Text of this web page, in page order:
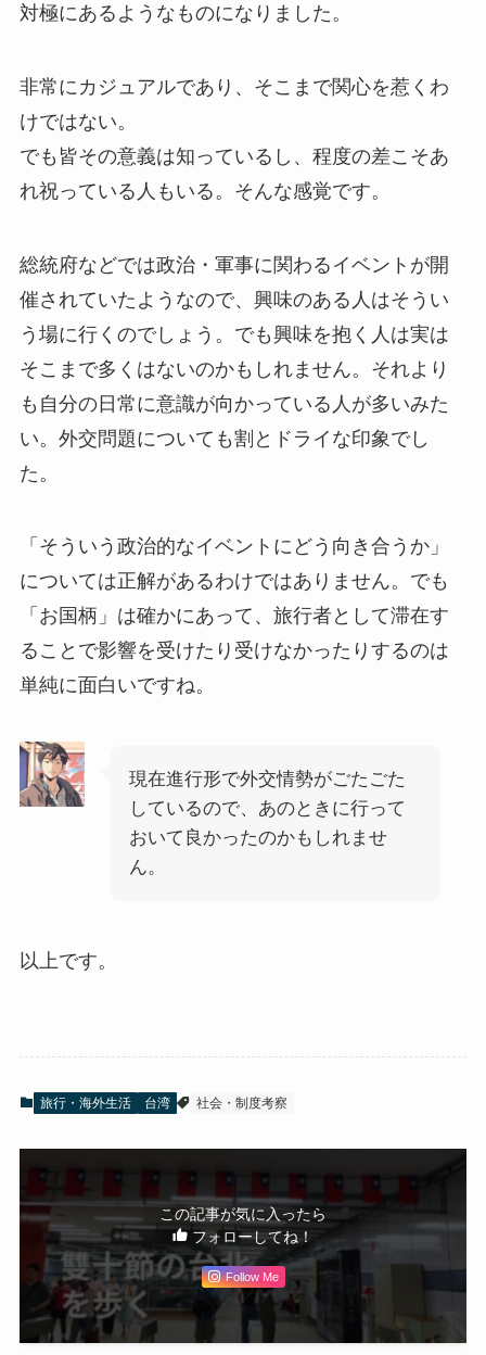
対極にあるようなものになりました。
非常にカジュアルであり、そこまで関心を惹くわ
けではない。
でも皆その意義は知っているし、程度の差こそあ
れ祝っている人もいる。そんな感覚です。
総統府などでは政治・軍事に関わるイベントが開
催されていたようなので、興味のある人はそうい
う場に行くのでしょう。でも興味を抱く人は実は
そこまで多くはないのかもしれません。それより
も自分の日常に意識が向かっている人が多いみた
い。外交問題についても割とドライな印象でし
た。
「そういう政治的なイベントにどう向き合うか」
については正解があるわけではありません。でも
「お国柄」は確かにあって、旅行者として滞在す
ることで影響を受けたり受けなかったりするのは
単純に面白いですね。
現在進行形で外交情勢がごたごた
しているので、あのときに行って
おいて良かったのかもしれませ
ん。
以上です。
旅行・海外生活 台湾 社会・制度考察
この記事が気に入ったら
フォローしてね！
Follow Me